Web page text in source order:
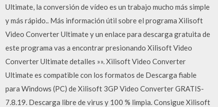
Ultimate, la conversión de vídeo es un trabajo mucho más simple
y más rápido.. Más información útil sobre el programa Xilisoft
Video Converter Ultimate y un enlace para descarga gratuita de
este programa vas a encontrar presionando Xilisoft Video
Converter Ultimate detalles »». Xilisoft Video Converter
Ultimate es compatible con los formatos de Descarga fiable
para Windows (PC) de Xilisoft 3GP Video Converter GRATIS-
7.8.19. Descarga libre de virus y 100 % limpia. Consigue Xilisoft